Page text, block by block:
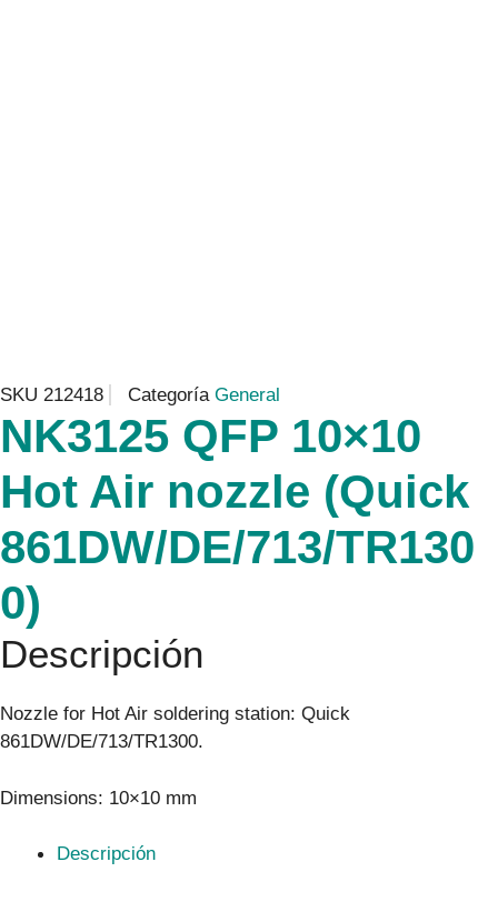
SKU 212418 Categoría General
NK3125 QFP 10×10
Hot Air nozzle (Quick
861DW/DE/713/TR130
0)
Descripción
Nozzle for Hot Air soldering station: Quick
861DW/DE/713/TR1300.
Dimensions: 10×10 mm
Descripción